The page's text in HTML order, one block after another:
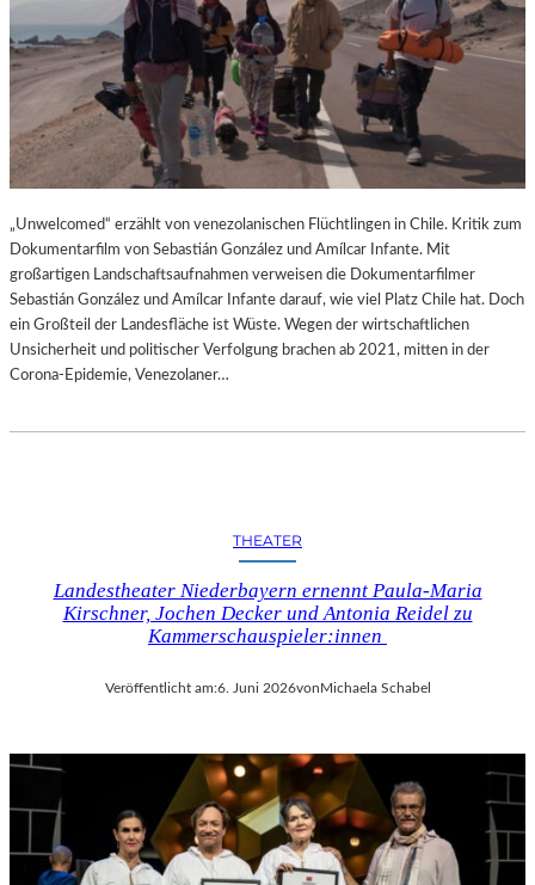
„Unwelcomed“ erzählt von venezolanischen Flüchtlingen in Chile. Kritik zum
Dokumentarfilm von Sebastián González und Amílcar Infante. Mit
großartigen Landschaftsaufnahmen verweisen die Dokumentarfilmer
Sebastián González und Amílcar Infante darauf, wie viel Platz Chile hat. Doch
ein Großteil der Landesfläche ist Wüste. Wegen der wirtschaftlichen
Unsicherheit und politischer Verfolgung brachen ab 2021, mitten in der
Corona-Epidemie, Venezolaner…
THEATER
Landestheater Niederbayern ernennt Paula-Maria
Kirschner, Jochen Decker und Antonia Reidel zu
Kammerschauspieler:innen
Veröffentlicht am:6. Juni 2026von Michaela Schabel